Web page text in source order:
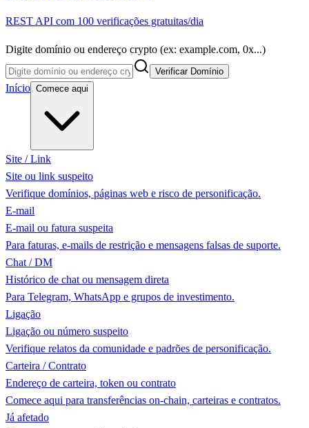
REST API com 100 verificações gratuitas/dia
Digite domínio ou endereço crypto (ex: example.com, 0x...)
Verificar Domínio
Início Comece aqui
Site / Link
Site ou link suspeito
Verifique domínios, páginas web e risco de personificação.
E-mail
E-mail ou fatura suspeita
Para faturas, e-mails de restrição e mensagens falsas de suporte.
Chat / DM
Histórico de chat ou mensagem direta
Para Telegram, WhatsApp e grupos de investimento.
Ligação
Ligação ou número suspeito
Verifique relatos da comunidade e padrões de personificação.
Carteira / Contrato
Endereço de carteira, token ou contrato
Comece aqui para transferências on-chain, carteiras e contratos.
Já afetado